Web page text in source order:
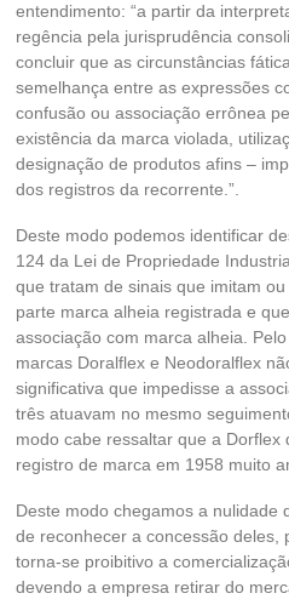
entendimento: “a partir da
regência pela jurisprudência
concluir que as circunstâncias
semelhança entre as expressões
confusão ou associação errônea
existência da marca violada,
designação de produtos afins –
dos registros da recorrente.”.
Deste modo podemos identificar
124 da Lei de Propriedade
que tratam de sinais que imitam
parte marca alheia registrada e
associação com marca alheia.
marcas Doralflex e Neodoralflex
significativa que impedisse a
três atuavam no mesmo
modo cabe ressaltar que a Dorflex
registro de marca em 1958 muito
Deste modo chegamos a nulidade
de reconhecer a concessão deles,
torna-se proibitivo a
devendo a empresa retirar do